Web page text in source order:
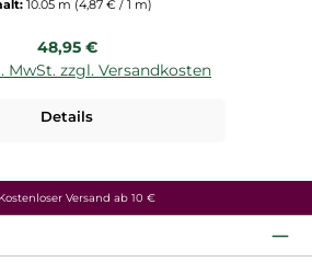
10.05 m (4,87 € / 1 m)
Regulärer Preis:
48,95 €
MwSt. zzgl. Versandkosten
Details
Kostenloser Versand ab 10 €